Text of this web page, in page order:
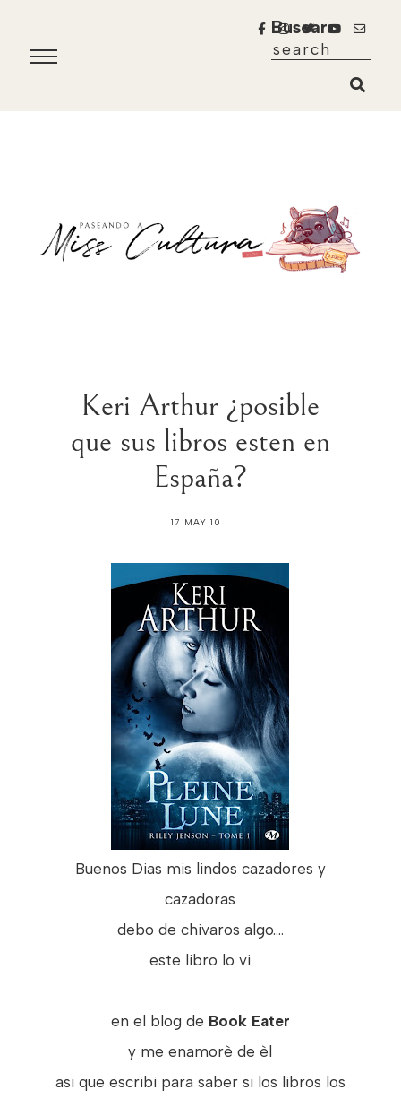
Buscar
Keri Arthur ¿posible
que sus libros esten en
España?
17 MAY 10
Buenos Dias mis lindos cazadores y
cazadoras
debo de chivaros algo....
este libro lo vi
en el blog de Book Eater
y me enamorè de èl
asi que escribi para saber si los libros los